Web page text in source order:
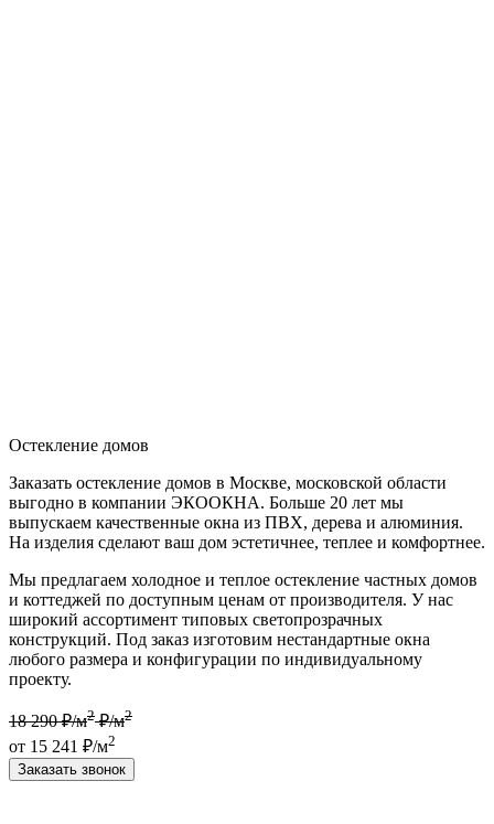
Остекление домов
Заказать остекление домов в Москве, московской области
выгодно в компании ЭКООКНА. Больше 20 лет мы
выпускаем качественные окна из ПВХ, дерева и алюминия.
На изделия сделают ваш дом эстетичнее, теплее и комфортнее.
Мы предлагаем холодное и теплое остекление частных домов
и коттеджей по доступным ценам от производителя. У нас
широкий ассортимент типовых светопрозрачных
конструкций. Под заказ изготовим нестандартные окна
любого размера и конфигурации по индивидуальному
проекту.
18 290 ₽/м2₽/м2
от 15 241 ₽/м2
Заказать звонок